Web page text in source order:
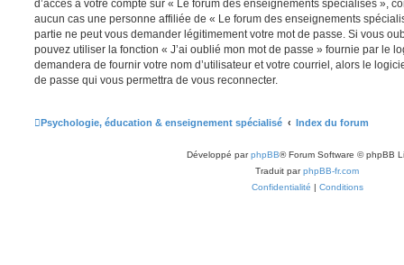
d’accès à votre compte sur « Le forum des enseignements spécialisés »,
aucun cas une personne affiliée de « Le forum des enseignements
partie ne peut vous demander légitimement votre mot de passe. Si vous
pouvez utiliser la fonction « J’ai oublié mon mot de passe » fournie par le
demandera de fournir votre nom d’utilisateur et votre courriel, alors le
de passe qui vous permettra de vous reconnecter.
Psychologie, éducation & enseignement spécialisé Index du forum
Développé parphpBB® Forum Software © phpBB
Traduit parphpBB-fr.com
Confidentialité | Conditions